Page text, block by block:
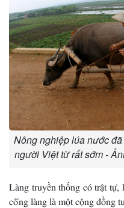
Nông nghiệp lúa nước
người Việt từ rất sớm -
Làng truyền thống có trật
cổng làng là một cộng đồng